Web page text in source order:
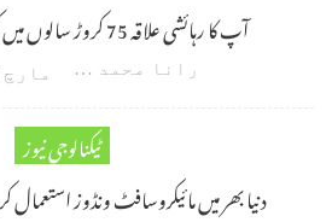
آپ کا رہائشی علاقہ 75 کروڑ سالوں میں کتنا تبدیل ہوا ہے؟
رانا محمد امین اکبر مارچ 10، 2025
ٹیکنالوجی نیوز
دنیا بھر میں مائیکروسافٹ ونڈوز